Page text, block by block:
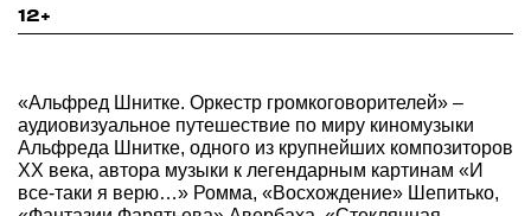
12+
«Альфред Шнитке. Оркестр громкоговорителей» –
аудиовизуальное путешествие по миру киномузыки
Альфреда Шнитке, одного из крупнейших композиторов
XX века, автора музыки к легендарным картинам «И
все-таки я верю…» Ромма, «Восхождение» Шепитько,